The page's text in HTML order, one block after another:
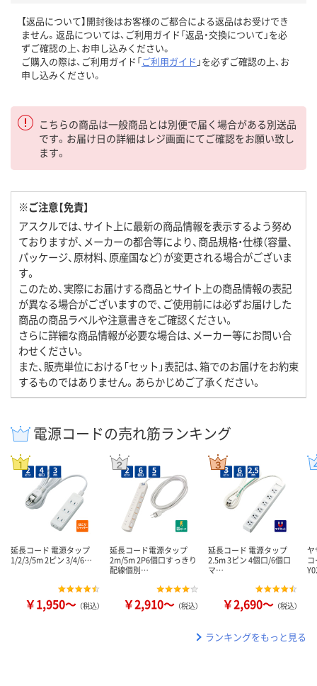
【返品について】開封後はお客様のご都合による返品はお受けでき
ません。返品については、ご利用ガイド「返品・交換について」を必
ずご確認の上、お申し込みください。
ご購入の際は、ご利用ガイド「ご利用ガイド 」を必ずご確認の上、お
申し込みください。
こちらの商品は一般商品とは別便で届く場合がある別送品
です。お届け日の詳細はレジ画面にてご確認をお願い致し
ます。
※ご注意【免責】
アスクルでは、サイト上に最新の商品情報を表示するよう努め
ておりますが、メーカーの都合等により、商品規格・仕様（容量、
パッケージ、原材料、原産国など）が変更される場合がございま
す。
このため、実際にお届けする商品とサイト上の商品情報の表記
が異なる場合がございますので、ご使用前には必ずお届けした
商品の商品ラベルや注意書きをご確認ください。
さらに詳細な商品情報が必要な場合は、メーカー等にお問い合
わせください。
また、販売単位における「セット」表記は、箱でのお届けをお約束
するものではありません。あらかじめご了承ください。
電源コードの売れ筋ランキング
延長コード 電源タップ
1/2/3/5m 2ピン 3/4/6…
￥1,950～ （税込）
延長コード電源タップ
2m/5m 2P6個口すっきり
配線個別…
￥2,910～ （税込）
延長コード 電源タップ
2.5m 3ピン 4個口/6個口
マ…
￥2,690～ （税込）
ヤ
ランキングをもっと見る